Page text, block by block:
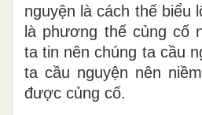
nguyện là cách thế biểu
là phương thế củng cố
ta tin nên chúng ta cầu
ta cầu nguyện nên
được củng cố.